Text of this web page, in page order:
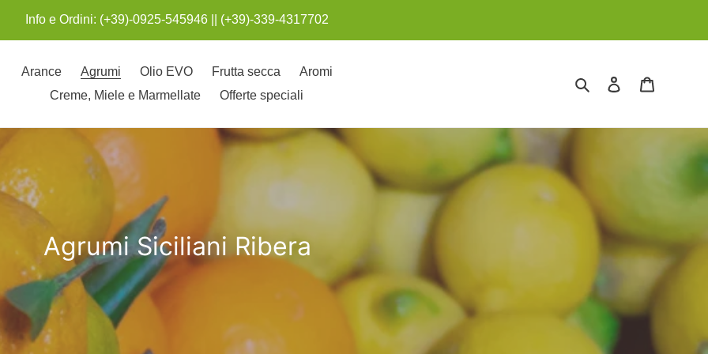
Info e Ordini: (+39)-0925-545946 || (+39)-339-4317702
Arance Agrumi Olio EVO Frutta secca
Aromi
Creme, Miele e Marmellate
Offerte speciali
Cerca Accedi
C
o
l
l
Agrumi Siciliani Ribera